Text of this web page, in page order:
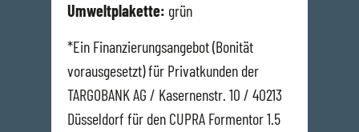
Umweltplakette: grün
*Ein Finanzierungsangebot (Bonität
vorausgesetzt) für Privatkunden der
TARGOBANK AG / Kasernenstr. 10 / 40213
Düsseldorf für den CUPRA Formentor 1.5